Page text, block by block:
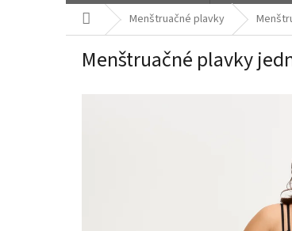
DomovMenštruačné plavky
Menštruačné plavky